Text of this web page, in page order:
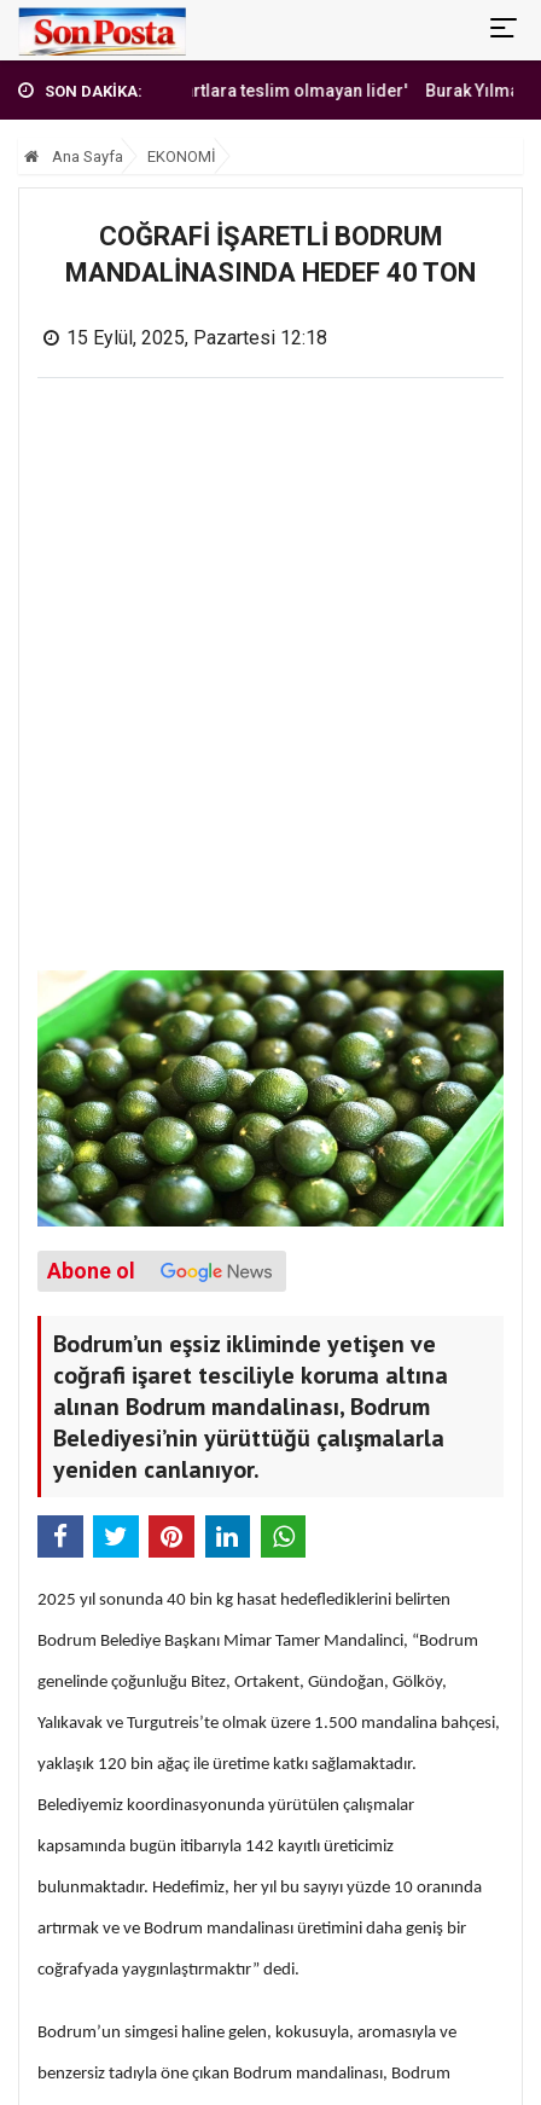
SON DAKİKA:
Hoca: Şartlara teslim olmayan lider' Burak Yılmaz'dan Mehmet
Ana Sayfa EKONOMİ
COĞRAFİ İŞARETLİ BODRUM
MANDALİNASINDA HEDEF 40 TON
15 Eylül, 2025, Pazartesi 12:18
Abone ol
Bodrum’un eşsiz ikliminde yetişen ve
coğrafi işaret tesciliyle koruma altına
alınan Bodrum mandalinası, Bodrum
Belediyesi’nin yürüttüğü çalışmalarla
yeniden canlanıyor.
2025 yıl sonunda 40 bin kg hasat hedeflediklerini belirten
Bodrum Belediye Başkanı Mimar Tamer Mandalinci, “Bodrum
genelinde çoğunluğu Bitez, Ortakent, Gündoğan, Gölköy,
Yalıkavak ve Turgutreis’te olmak üzere 1.500 mandalina bahçesi,
yaklaşık 120 bin ağaç ile üretime katkı sağlamaktadır.
Belediyemiz koordinasyonunda yürütülen çalışmalar
kapsamında bugün itibarıyla 142 kayıtlı üreticimiz
bulunmaktadır. Hedefimiz, her yıl bu sayıyı yüzde 10 oranında
artırmak ve ve Bodrum mandalinası üretimini daha geniş bir
coğrafyada yaygınlaştırmaktır” dedi.
Bodrum’un simgesi haline gelen, kokusuyla, aromasıyla ve
benzersiz tadıyla öne çıkan Bodrum mandalinası, Bodrum